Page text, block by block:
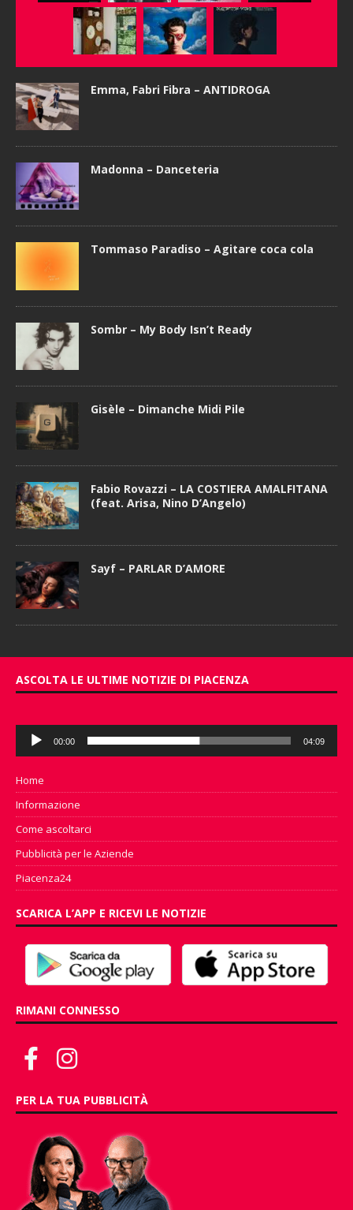
Emma, Fabri Fibra – ANTIDROGA
Madonna – Danceteria
Tommaso Paradiso – Agitare coca cola
Sombr – My Body Isn’t Ready
Gisèle – Dimanche Midi Pile
Fabio Rovazzi – LA COSTIERA AMALFITANA
(feat. Arisa, Nino D’Angelo)
Sayf – PARLAR D’AMORE
ASCOLTA LE ULTIME NOTIZIE DI PIACENZA
Audio
Player
00:00 04:09
Home
Informazione
Come ascoltarci
Pubblicità per le Aziende
Piacenza24
SCARICA L’APP E RICEVI LE NOTIZIE
RIMANI CONNESSO
PER LA TUA PUBBLICITÀ